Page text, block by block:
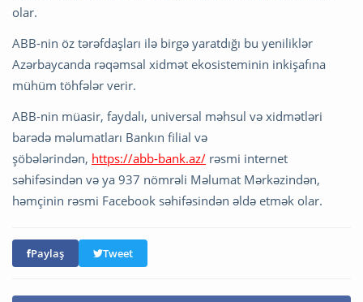
olar.
ABB-nin öz tərəfdaşları ilə birgə yaratdığı bu yeniliklər
Azərbaycanda rəqəmsal xidmət ekosisteminin inkişafına
mühüm töhfələr verir.
ABB-nin müasir, faydalı, universal məhsul və xidmətləri
barədə məlumatları Bankın filial və
şöbələrindən, https://abb-bank.az/ rəsmi internet
səhifəsindən və ya 937 nömrəli Məlumat Mərkəzindən,
həmçinin rəsmi Facebook səhifəsindən əldə etmək olar.
Paylaş Tweet